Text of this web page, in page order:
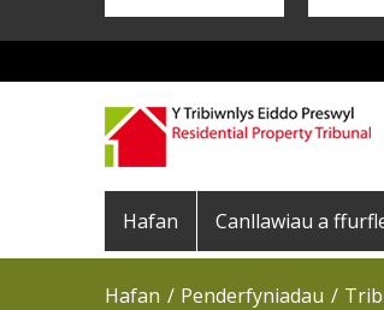
Pre
Header
Menu
Main
navigation
Hafan Canllawiau a
Hafan Penderfyniadau